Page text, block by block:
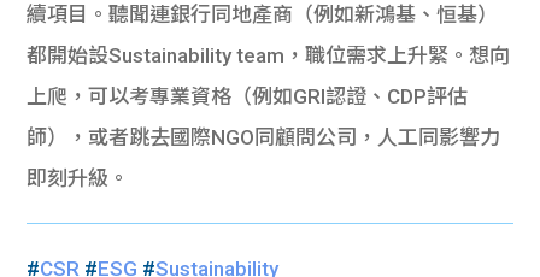
續項目。聽聞連銀行同地產商（例如新鴻基、恒基）
都開始設Sustainability team，職位需求上升緊。想向
上爬，可以考專業資格（例如GRI認證、CDP評估
師），或者跳去國際NGO同顧問公司，人工同影響力
即刻升級。
#CSR #ESG #Sustainability